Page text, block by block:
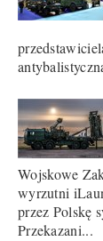
Wojskowe
wyrzutni
przez Polskę
Przekazani...